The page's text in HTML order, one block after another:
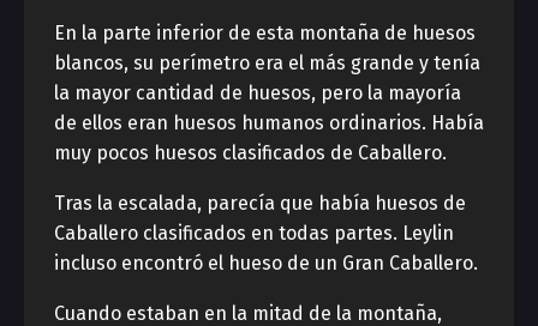
En la parte inferior de esta montaña de huesos
blancos, su perímetro era el más grande y tenía
la mayor cantidad de huesos, pero la mayoría
de ellos eran huesos humanos ordinarios. Había
muy pocos huesos clasificados de Caballero.
Tras la escalada, parecía que había huesos de
Caballero clasificados en todas partes. Leylin
incluso encontró el hueso de un Gran Caballero.
Cuando estaban en la mitad de la montaña,